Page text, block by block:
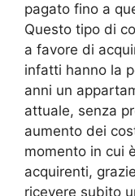
pagato fino a
Questo tipo di
a favore di
infatti hanno la
anni un
attuale, senza
aumento dei
momento in cui
acquirenti,
ricevere subito